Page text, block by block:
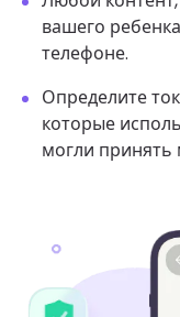
вашего
телефоне.
Определите
которые
могли принять